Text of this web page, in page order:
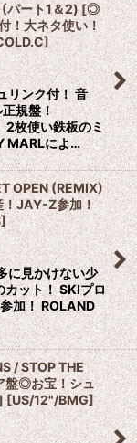
(パート1＆2) [◎
！大ネタ使い！
]
リンク付！ 音
規盤！
2枚使い鉄板のミ
MARLによ…
OPEN (REMIX)
JAY-Z参加！
]
に見かけない少
カット！ SKIプロ
加！ ROLAND
/ STOP THE
盤◎お宝！シュ
[US/12"/BMG]